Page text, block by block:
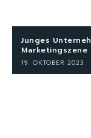
Junges
Marketingszene
19. OKTOBER 2023